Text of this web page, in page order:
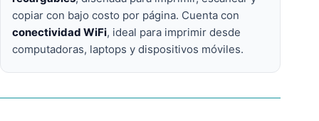
copiar con bajo costo por página. Cuenta con
conectividad WiFi, ideal para imprimir desde
computadoras, laptops y dispositivos móviles.